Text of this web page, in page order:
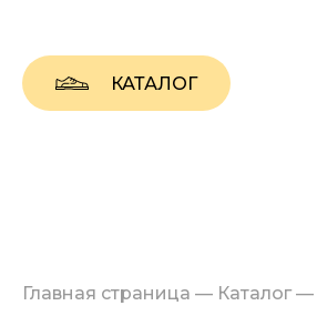
КАТАЛОГ
Главная страница — Каталог —